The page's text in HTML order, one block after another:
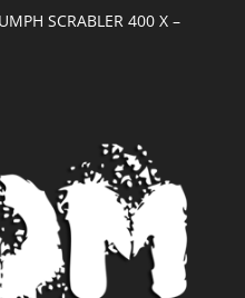
SCRABLER 400 X –